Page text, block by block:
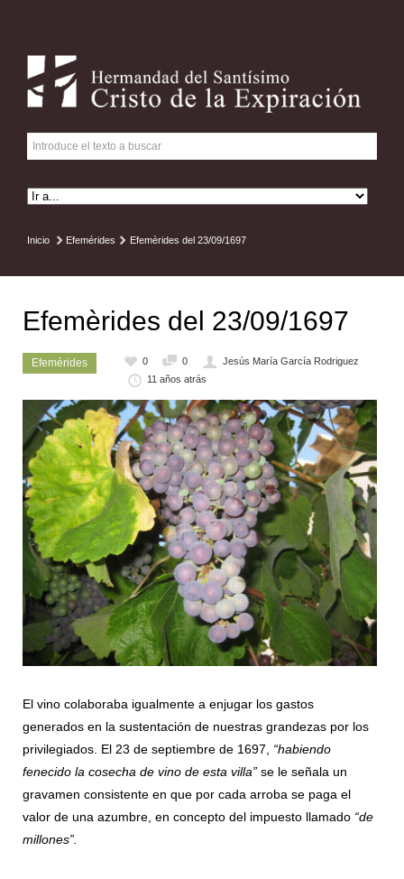
Inicio Efemérides Efemèrides del 23/09/1697
Efemèrides del 23/09/1697
Efemérides 0 0
Jesús María García Rodriguez
11 años atrás
El vino colaboraba igualmente a enjugar los gastos
generados en la sustentación de nuestras grandezas por los
privilegiados. El 23 de septiembre de 1697, “habiendo
fenecido la cosecha de vino de esta villa” se le señala un
gravamen consistente en que por cada arroba se paga el
valor de una azumbre, en concepto del impuesto llamado “de
millones”.